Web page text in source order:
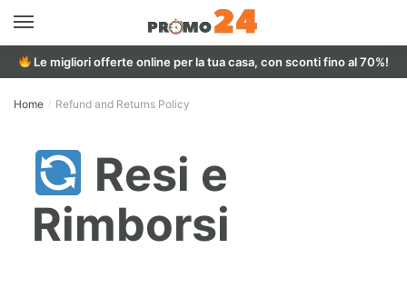
Le migliori offerte online per la tua casa, con sconti fino al 70%!
Home / Refund and Returns Policy
Resi e
Rimborsi